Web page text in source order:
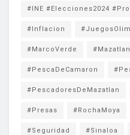
#INE #Elecciones2024
#Inflacion
#MarcoVerde #Mazatlan
#PescaDeCamaron
#PescadoresDeMazatlan
#Presas #RochaMoya
#Seguridad #Sinaloa